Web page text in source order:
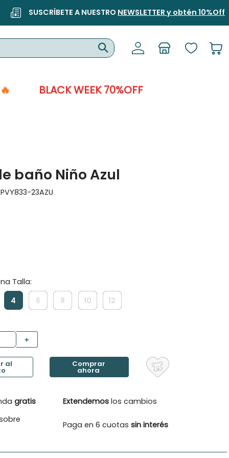
SUSCRÍBETE A NUESTRO NEWSLETTER y obtén 10%Off
BLACK WEEK 70%OFF
baño Niño Azul
PVY833-23AZU
4 6 8 10 12
＋
gratis
Extendemos los cambios
Paga en 6 cuotassin interés